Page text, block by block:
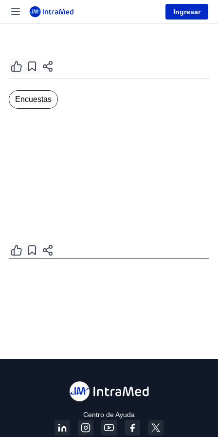
Ingresar
Encuestas
Centro de Ayuda